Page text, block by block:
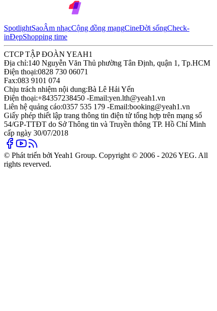
SpotlightSaoÂm nhạcCộng đồng mạngCineĐời sốngCheck-
inĐẹpShopping time
CTCP TẬP ĐOÀN YEAH1
Địa chỉ:140 Nguyễn Văn Thủ phường Tân Định, quận 1, Tp.HCM
Điện thoại:0828 730 06071
Fax:083 9101 074
Chịu trách nhiệm nội dung:Bà Lê Hải Yến
Điện thoại:+84357238450 -Email:yen.lth@yeah1.vn
Liên hệ quảng cáo:0357 535 179 -Email:booking@yeah1.vn
Giấy phép thiết lập trang thông tin điện tử tổng hợp trên mạng số
54/GP-TTĐT do Sở Thông tin và Truyền thông TP. Hồ Chí Minh
cấp ngày 30/07/2018
© Phát triển bởi Yeah1 Group. Copyright © 2006 - 2026 YEG. All
rights reverved.